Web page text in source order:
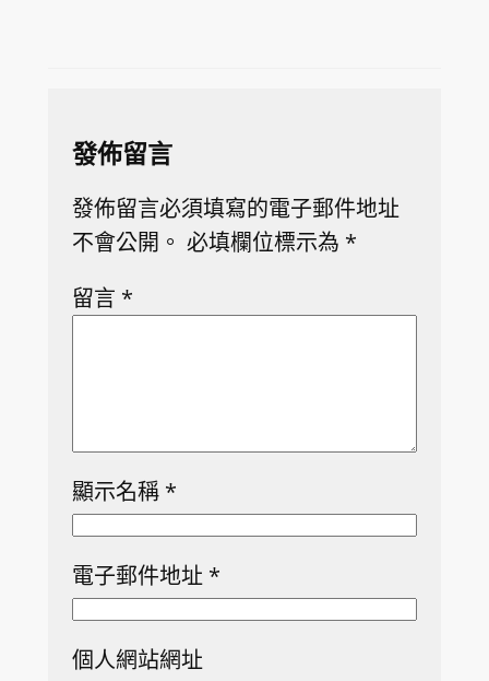
發佈留言
發佈留言必須填寫的電子郵件地址
不會公開。 必填欄位標示為 *
留言 *
顯示名稱 *
電子郵件地址 *
個人網站網址